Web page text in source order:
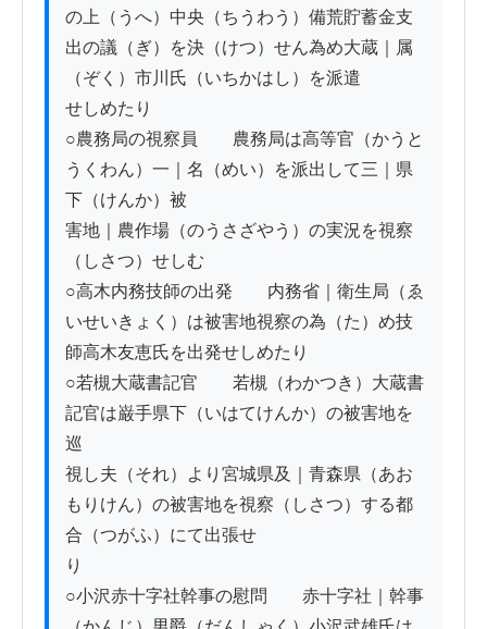
の上（うへ）中央（ちうわう）備荒貯蓄金支
出の議（ぎ）を決（けつ）せん為め大蔵｜属
（ぞく）市川氏（いちかはし）を派遣
せしめたり
○農務局の視察員　　農務局は高等官（かうと
うくわん）一｜名（めい）を派出して三｜県
下（けんか）被
害地｜農作場（のうさざやう）の実況を視察
（しさつ）せしむ
○高木内務技師の出発　　内務省｜衛生局（ゑ
いせいきょく）は被害地視察の為（た）め技
師高木友恵氏を出発せしめたり
○若槻大蔵書記官　　若槻（わかつき）大蔵書
記官は巌手県下（いはてけんか）の被害地を
巡
視し夫（それ）より宮城県及｜青森県（あお
もりけん）の被害地を視察（しさつ）する都
合（つがふ）にて出張せ
り
○小沢赤十字社幹事の慰問　　赤十字社｜幹事